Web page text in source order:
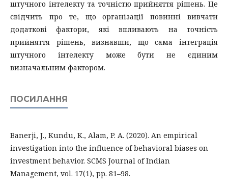
штучного інтелекту та точністю прийняття рішень. Це
свідчить про те, що організації повинні вивчати
додаткові фактори, які впливають на точність
прийняття рішень, визнавши, що сама інтеграція
штучного інтелекту може бути не єдиним
визначальним фактором.
ПОСИЛАННЯ
Banerji, J., Kundu, K., Alam, P. A. (2020). An empirical
investigation into the influence of behavioral biases on
investment behavior. SCMS Journal of Indian
Management, vol. 17(1), pp. 81–98.